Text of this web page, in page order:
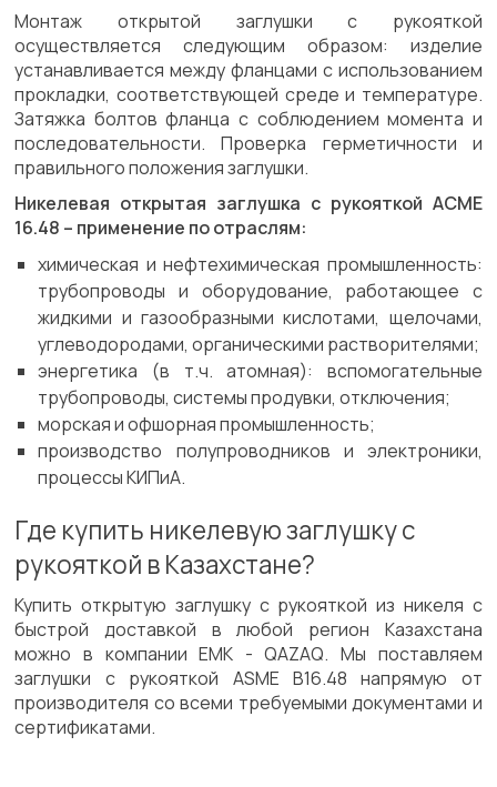
Монтаж открытой заглушки с рукояткой
осуществляется следующим образом: изделие
устанавливается между фланцами с использованием
прокладки, соответствующей среде и температуре.
Затяжка болтов фланца с соблюдением момента и
последовательности. Проверка герметичности и
правильного положения заглушки.
Никелевая открытая заглушка с рукояткой АСМЕ
16.48 – применение по отраслям:
химическая и нефтехимическая промышленность:
трубопроводы и оборудование, работающее с
жидкими и газообразными кислотами, щелочами,
углеводородами, органическими растворителями;
энергетика (в т.ч. атомная): вспомогательные
трубопроводы, системы продувки, отключения;
морская и офшорная промышленность;
производство полупроводников и электроники,
процессы КИПиА.
Где купить никелевую заглушку с
рукояткой в Казахстане?
Купить открытую заглушку с рукояткой из никеля с
быстрой доставкой в любой регион Казахстана
можно в компании ЕМК - QAZAQ. Мы поставляем
заглушки с рукояткой ASME B16.48 напрямую от
производителя со всеми требуемыми документами и
сертификатами.